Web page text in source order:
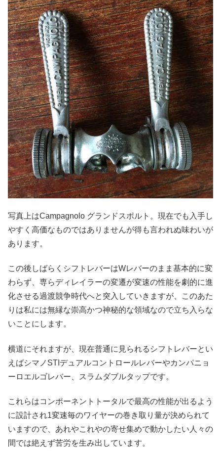
写真上はCampagnolo グランドスポルト。現在でも入手し
やすく高価なものではありませんが得も言われぬ味わいが
あります。
この後しばらくシフトレバーはWレバーのまま基本的に変
わらず、専らディレイラーの変遷が変速の性能を劇的に進
化させる過渡競争時代へと突入していきますが、このあた
りは私には無縁な崇高かつ神秘的な領域なので立ち入らな
いことにします。
横道にそれますが、現在普通に見られるシフトレバーとい
えばシマノSTIデュアルコントロールレバーやカンパニョ
ーロエルゴレバー、スラムダブルタップです。
これらはコンポーネントトータルで最高の性能が出るよう
に設計され1変速毎のワイヤーの巻き取り量が決められて
いますので、あれやこれやの寄せ集めで動かしたい人々の
間では絶えず苦労を生み出しています。